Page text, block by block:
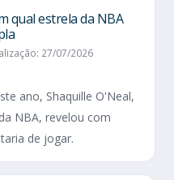
qual estrela da NBA
27/07/2026
ano, Shaquille O'Neal,
NBA, revelou com
de jogar.